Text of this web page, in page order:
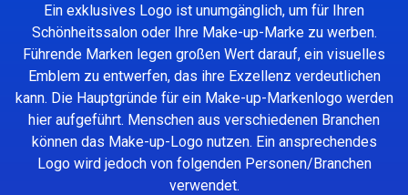
Ein exklusives Logo ist unumgänglich, um für Ihren
Schönheitssalon oder Ihre Make-up-Marke zu werben.
Führende Marken legen großen Wert darauf, ein visuelles
Emblem zu entwerfen, das ihre Exzellenz verdeutlichen
kann. Die Hauptgründe für ein Make-up-Markenlogo werden
hier aufgeführt. Menschen aus verschiedenen Branchen
können das Make-up-Logo nutzen. Ein ansprechendes
Logo wird jedoch von folgenden Personen/Branchen
verwendet.